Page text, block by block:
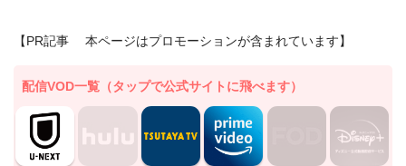
【PR記事 本ページはプロモーションが含まれています】
配信VOD一覧（タップで公式サイトに飛べます）